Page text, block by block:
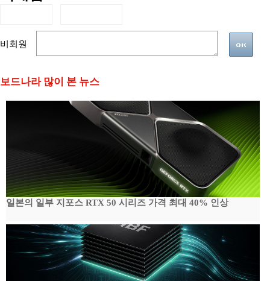
비회원
보드나라 많이 본 뉴스
일본의 일부 지포스 RTX 50 시리즈 가격 최대 40% 인상